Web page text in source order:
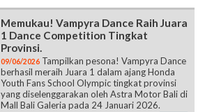
Memukau! Vampyra Dance Raih Juara
1 Dance Competition Tingkat
Provinsi.
09/06/2026 Tampilkan pesona! Vampyra Dance
berhasil meraih Juara 1 dalam ajang Honda
Youth Fans School Olympic tingkat provinsi
yang diselenggarakan oleh Astra Motor Bali di
Mall Bali Galeria pada 24 Januari 2026.